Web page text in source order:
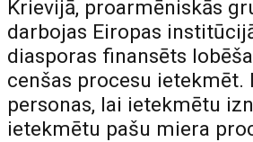
Krievijā, proarmēniskās
darbojas Eiropas
diasporas finansēts
cenšas procesu ietekmēt.
personas, lai ietekmētu
ietekmētu pašu miera